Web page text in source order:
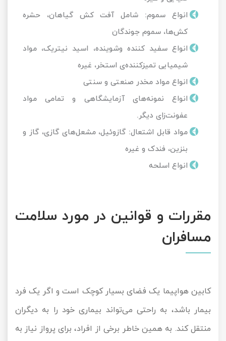
انواع سموم: شامل آفت کش گیاهان، حشره
کش‌ها، سموم جوندگان
انواع سفید کننده وشوینده، اسید نیتریک، مواد
شیمیایی تمیزکننده‌ی استخر، غیره
انواع مواد مخدر صنعتی و سنتی
انواع نمونه‌های آزمایشگاهی و تمامی مواد
عفونت‌زای دیگر.
مواد قابل اشتعال: گازوئیل، مشعل‌های گازی، گاز و
بنزین، فندک و غیره
انواع اسلحه
مقررات و قوانین در مورد سلامت
مسافران
کابین هواپیما یک فضای بسیار کوچک است و اگر یک فرد
بیمار باشد، به راحتی می‌تواند بیماری خود را به دیگران
منتقل کند. به همین خاطر برخی از افراد، برای پرواز نیاز به